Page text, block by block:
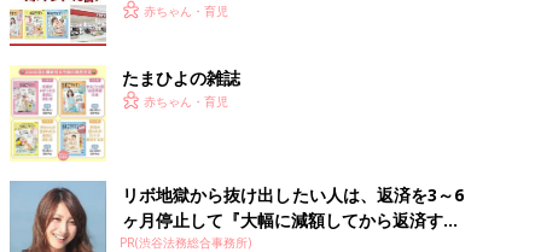
赤ちゃん・育児
たまひよの雑誌
赤ちゃん・育児
リボ地獄から抜け出したい人は、返済を3～6
ヶ月停止して『大幅に減額してから返済す...
PR(渋谷法務総合事務所)